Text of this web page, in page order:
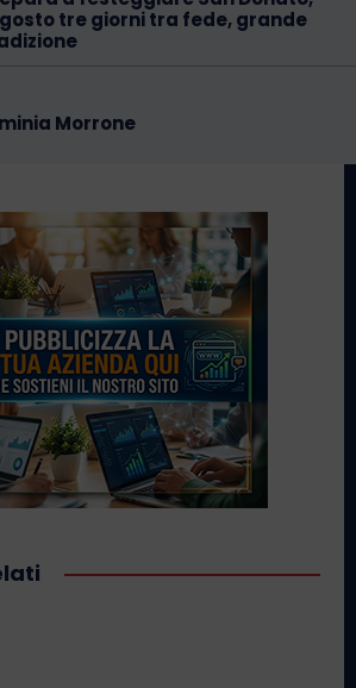
tre giorni tra fede, grande
Morrone